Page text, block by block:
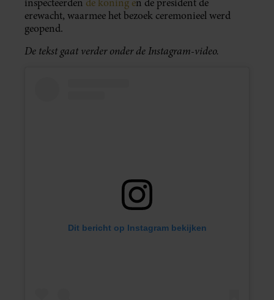
erewacht, waarmee het bezoek ceremonieel werd
geopend.
De tekst gaat verder onder de Instagram-video.
Dit bericht op Instagram bekijken